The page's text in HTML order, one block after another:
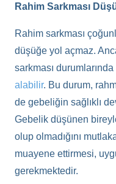
Rahim Sarkması
Rahim sarkması
düşüğe yol açmaz.
sarkması durumlarında
alabilir. Bu durum,
de gebeliğin sağlıklı
Gebelik düşünen
olup olmadığını
muayene ettirmesi,
gerekmektedir.